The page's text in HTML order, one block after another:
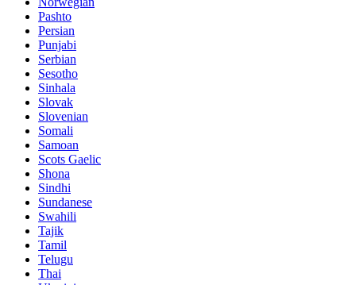
Pashto
Persian
Punjabi
Serbian
Sesotho
Sinhala
Slovak
Slovenian
Somali
Samoan
Scots Gaelic
Shona
Sindhi
Sundanese
Swahili
Tajik
Tamil
Telugu
Thai